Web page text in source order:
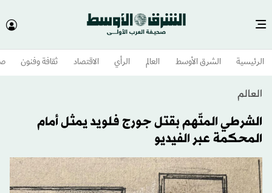
الرئيسية الشرق الأوسط​ العالم الرأي الاقتصاد ثقافة وفنون
العالم
الشرطي المتّهم بقتل جورج فلويد يمثل أمام
المحكمة عبر الفيديو